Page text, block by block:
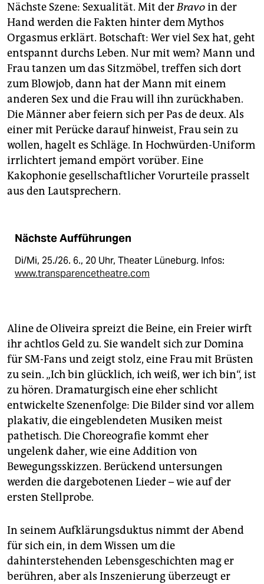
Nächste Szene: Sexualität. Mit derBravoin der
Hand werden die Fakten hinter dem Mythos
Orgasmus erklärt. Botschaft: Wer viel Sex hat, geht
entspannt durchs Leben. Nur mit wem? Mann und
Frau tanzen um das Sitzmöbel, treffen sich dort
zum Blowjob, dann hat der Mann mit einem
anderen Sex und die Frau will ihn zurückhaben.
Die Männer aber feiern sich per Pas de deux. Als
einer mit Perücke darauf hinweist, Frau sein zu
wollen, hagelt es Schläge. In Hochwürden-Uniform
irrlichtert jemand empört vorüber. Eine
Kakophonie gesellschaftlicher Vorurteile prasselt
aus den Lautsprechern.
Nächste Aufführungen
Di/Mi, 25./26. 6., 20 Uhr, Theater Lüneburg. Infos:
www.transparencetheatre.com
Aline de Oliveira spreizt die Beine, ein Freier wirft
ihr achtlos Geld zu. Sie wandelt sich zur Domina
für SM-Fans und zeigt stolz, eine Frau mit Brüsten
zu sein. „Ich bin glücklich, ich weiß, wer ich bin“, ist
zu hören. Dramaturgisch eine eher schlicht
entwickelte Szenenfolge: Die Bilder sind vor allem
plakativ, die eingeblendeten Musiken meist
pathetisch. Die Choreografie kommt eher
ungelenk daher, wie eine Addition von
Bewegungsskizzen. Berückend untersungen
werden die dargebotenen Lieder – wie auf der
ersten Stellprobe.
In seinem Aufklärungsduktus nimmt der Abend
für sich ein, in dem Wissen um die
dahinterstehenden Lebensgeschichten mag er
berühren, aber als Inszenierung überzeugt er